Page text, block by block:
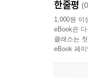
한줄평
1,000원 이
eBook은
클래스는
eBook 페